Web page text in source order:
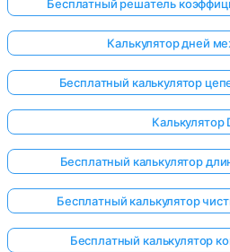
Бесплатный решатель
Калькулятор дней
Бесплатный калькулятор
Калькулятор
Бесплатный калькулятор
Бесплатный калькулятор
Бесплатный калькулятор